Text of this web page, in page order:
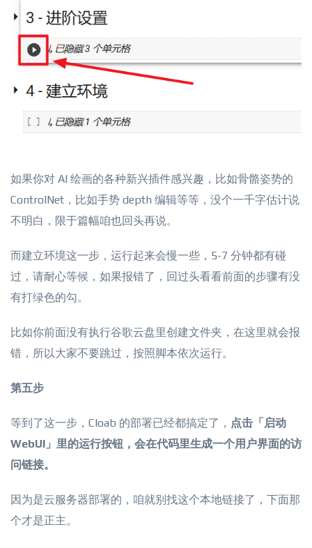
如果你对 AI 绘画的各种新兴插件感兴趣，比如骨骼姿势的
ControlNet，比如手势 depth 编辑等等，没个一千字估计说
不明白，限于篇幅咱也回头再说。
而建立环境这一步，运行起来会慢一些，5-7 分钟都有碰
过，请耐心等候，如果报错了，回过头看看前面的步骤有没
有打绿色的勾。
比如你前面没有执行谷歌云盘里创建文件夹，在这里就会报
错，所以大家不要跳过，按照脚本依次运行。
第五步
等到了这一步，Cloab 的部署已经都搞定了， 点击「启动
WebUI」里的运行按钮，会在代码里生成一个用户界面的访
问链接。
因为是云服务器部署的，咱就别找这个本地链接了，下面那
个才是正主。